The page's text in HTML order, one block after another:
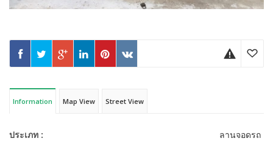
Information Map View Street View
ประเภท :
ลานจอดรถ